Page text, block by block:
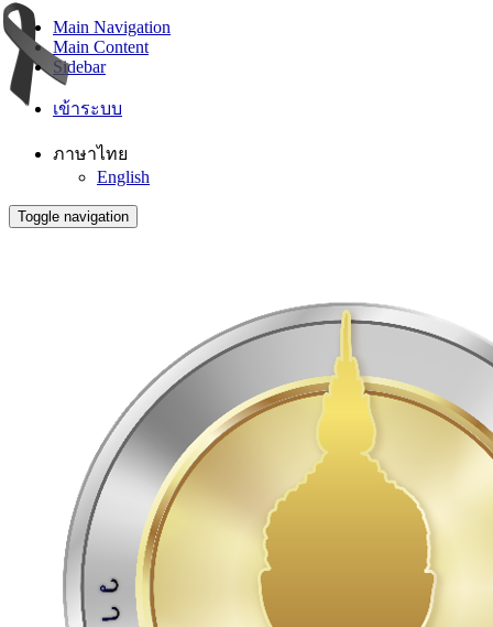
Main Navigation
Main Content
Sidebar
เข้าระบบ
ภาษาไทย
English
Toggle navigation